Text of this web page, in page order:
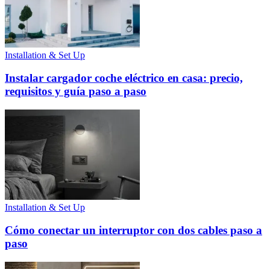
Installation & Set Up
Instalar cargador coche eléctrico en casa: precio,
requisitos y guía paso a paso
Installation & Set Up
Cómo conectar un interruptor con dos cables paso a
paso